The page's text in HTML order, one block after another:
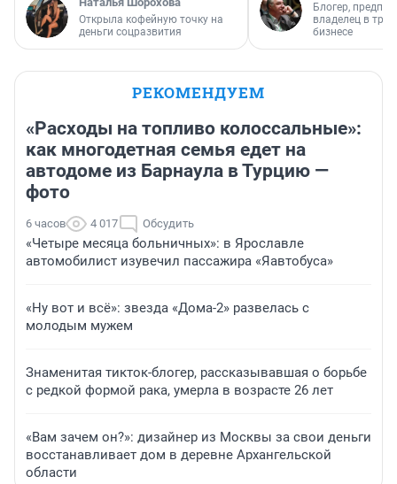
Открыла кофейную точку на
деньги соцразвития
Блогер,
владелец в
бизнесе
РЕКОМЕНДУЕМ
«Расходы на топливо колоссальные»:
как многодетная семья едет на
автодоме из Барнаула в Турцию —
фото
6 часов 4 017 Обсудить
«Четыре месяца больничных»: в Ярославле
автомобилист изувечил пассажира «Яавтобуса»
«Ну вот и всё»: звезда «Дома-2» развелась с
молодым мужем
Знаменитая тикток-блогер, рассказывавшая о борьбе
с редкой формой рака, умерла в возрасте 26 лет
«Вам зачем он?»: дизайнер из Москвы за свои деньги
восстанавливает дом в деревне Архангельской
области